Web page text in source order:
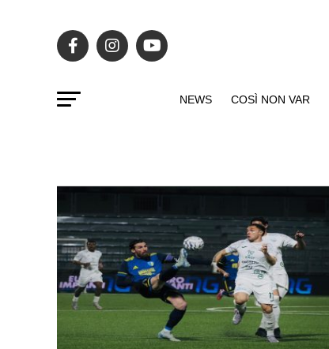
NEWS COSÌ NON VAR